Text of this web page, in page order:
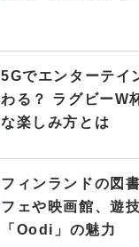
5Gでエンターテイ
わる？ ラグビーW
な楽しみ方とは
フィンランドの図
フェや映画館、遊
「Oodi」の魅力